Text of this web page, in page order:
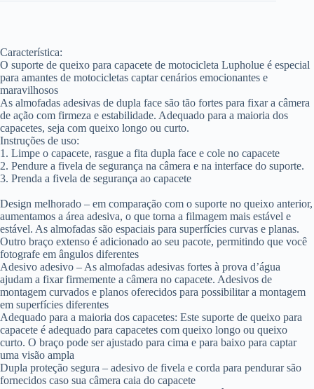
Característica:
O suporte de queixo para capacete de motocicleta Lupholue é especial
para amantes de motocicletas captar cenários emocionantes e
maravilhosos
As almofadas adesivas de dupla face são tão fortes para fixar a câmera
de ação com firmeza e estabilidade. Adequado para a maioria dos
capacetes, seja com queixo longo ou curto.
Instruções de uso:
1. Limpe o capacete, rasgue a fita dupla face e cole no capacete
2. Pendure a fivela de segurança na câmera e na interface do suporte.
3. Prenda a fivela de segurança ao capacete
Design melhorado – em comparação com o suporte no queixo anterior,
aumentamos a área adesiva, o que torna a filmagem mais estável e
estável. As almofadas são espaciais para superfícies curvas e planas.
Outro braço extenso é adicionado ao seu pacote, permitindo que você
fotografe em ângulos diferentes
Adesivo adesivo – As almofadas adesivas fortes à prova d’água
ajudam a fixar firmemente a câmera no capacete. Adesivos de
montagem curvados e planos oferecidos para possibilitar a montagem
em superfícies diferentes
Adequado para a maioria dos capacetes: Este suporte de queixo para
capacete é adequado para capacetes com queixo longo ou queixo
curto. O braço pode ser ajustado para cima e para baixo para captar
uma visão ampla
Dupla proteção segura – adesivo de fivela e corda para pendurar são
fornecidos caso sua câmera caia do capacete